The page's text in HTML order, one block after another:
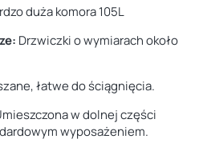
duża komora 105L
Drzwiczki o wymiarachokoło
łatwe do ściągnięcia.
w dolnej części
wyposażeniem.